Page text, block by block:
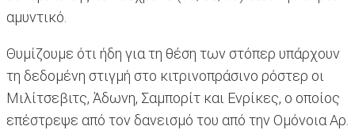
αμυντικό.
Θυμίζουμε ότι ήδη για τη θέση των στόπερ υπάρχουν
τη δεδομένη στιγμή στο κιτρινοπράσινο ρόστερ οι
Μιλίτσεβιτς, Άδωνη, Σαμπορίτ και Ενρίκες, ο οποίος
επέστρεψε από τον δανεισμό του από την Ομόνοια Αρ.